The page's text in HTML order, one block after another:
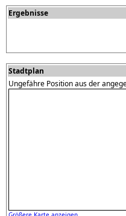
Ergebnisse
Stadtplan
Ungefähre Position aus der